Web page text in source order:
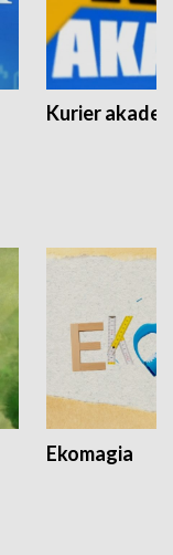
Kurier
Ekomagia